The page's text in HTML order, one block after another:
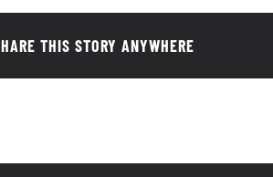
THIS STORY ANYWHERE